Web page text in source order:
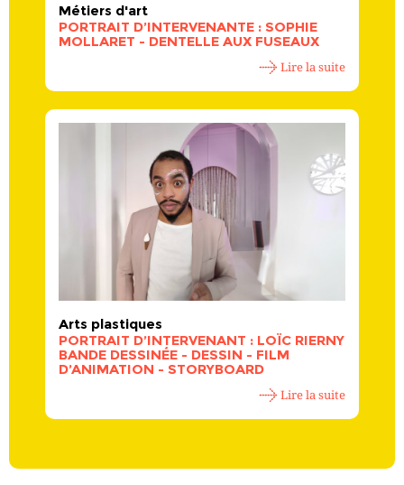
Métiers d'art
PORTRAIT D’INTERVENANTE : SOPHIE
MOLLARET - DENTELLE AUX FUSEAUX
Lire la suite
Arts plastiques
PORTRAIT D’INTERVENANT : LOÏC RIERNY
BANDE DESSINÉE - DESSIN - FILM
D’ANIMATION - STORYBOARD
Lire la suite